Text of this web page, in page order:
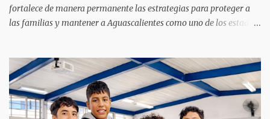
fortalece de manera permanente las estrategias para proteger a
las familias y mantener a Aguascalientes como uno de los estados
aérea, brindar apoyo táctico a los operativos de seguridad,
realizar traslados aeromédicos y participar en el transporte de
órganos, fortaleciendo la capacidad de respuesta de las
instituciones ante situaciones que requieren atención inmediata.